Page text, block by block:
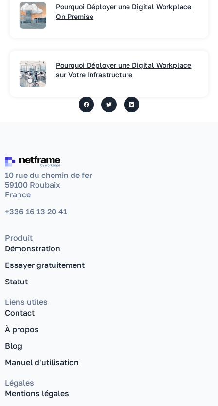
Pourquoi Déployer une Digital Workplace
On Premise
Pourquoi Déployer une Digital Workplace
sur Votre Infrastructure
10 rue du chemin de fer
59100 Roubaix
France
+336 16 13 20 41
Produit
Démonstration
Essayer gratuitement
Statut
Liens utiles
Contact
À propos
Blog
Manuel d'utilisation
Légales
Mentions légales